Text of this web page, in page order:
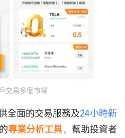
交易多個市場
全面的交易服務及24小時新
專業分析工具，幫助投資者